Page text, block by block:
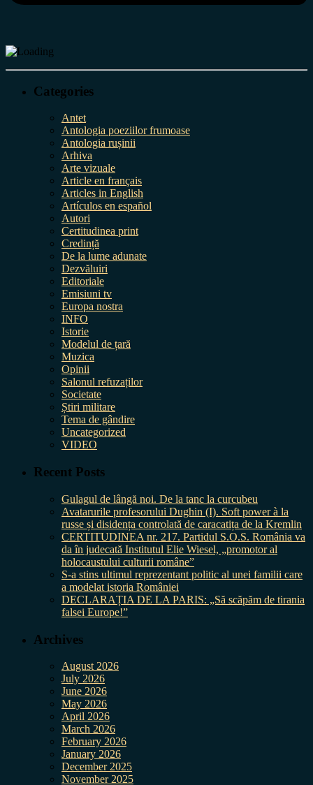
Categories
Antet
Antologia poeziilor frumoase
Antologia rușinii
Arhiva
Arte vizuale
Article en français
Articles in English
Artículos en español
Autori
Certitudinea print
Credință
De la lume adunate
Dezvăluiri
Editoriale
Emisiuni tv
Europa nostra
INFO
Istorie
Modelul de țară
Muzica
Opinii
Salonul refuzaților
Societate
Știri militare
Tema de gândire
Uncategorized
VIDEO
Recent Posts
Gulagul de lângă noi. De la tanc la curcubeu
Avatarurile profesorului Dughin (I). Soft power à la
russe și disidența controlată de caracatița de la Kremlin
CERTITUDINEA nr. 217. Partidul S.O.S. România va
da în judecată Institutul Elie Wiesel, „promotor al
holocaustului culturii române”
S-a stins ultimul reprezentant politic al unei familii care
a modelat istoria României
DECLARAȚIA DE LA PARIS: „Să scăpăm de tirania
falsei Europe!”
Archives
August 2026
July 2026
June 2026
May 2026
April 2026
March 2026
February 2026
January 2026
December 2025
November 2025